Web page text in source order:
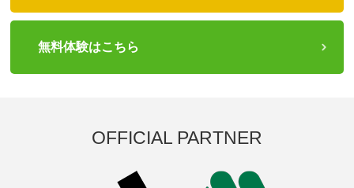
無料体験はこちら
OFFICIAL PARTNER